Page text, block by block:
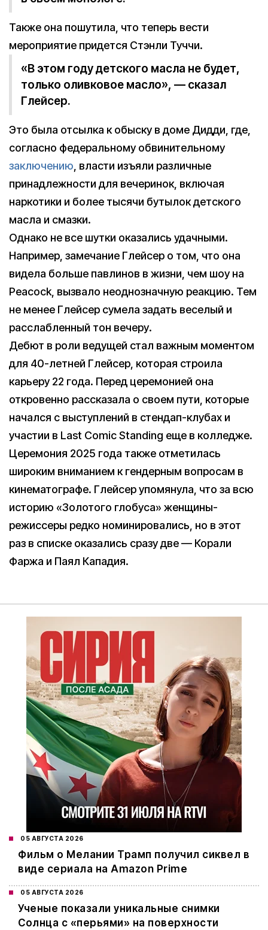
Также она пошутила, что теперь вести
мероприятие придется Стэнли Туччи.
«В этом году детского масла не будет,
только оливковое масло», — сказал
Глейсер.
Это была отсылка к обыску в доме Дидди, где,
согласно федеральному обвинительному
заключению, власти изъяли различные
принадлежности для вечеринок, включая
наркотики и более тысячи бутылок детского
масла и смазки.
Однако не все шутки оказались удачными.
Например, замечание Глейсер о том, что она
видела больше павлинов в жизни, чем шоу на
Peacock, вызвало неоднозначную реакцию. Тем
не менее Глейсер сумела задать веселый и
расслабленный тон вечеру.
Дебют в роли ведущей стал важным моментом
для 40-летней Глейсер, которая строила
карьеру 22 года. Перед церемонией она
откровенно рассказала о своем пути, которые
начался с выступлений в стендап-клубах и
участии в Last Comic Standing еще в колледже.
Церемония 2025 года также отметилась
широким вниманием к гендерным вопросам в
кинематографе. Глейсер упомянула, что за всю
историю «Золотого глобуса» женщины-
режиссеры редко номинировались, но в этот
раз в списке оказались сразу две — Корали
Фаржа и Паял Кападия.
05 АВГУСТА 2026
Фильм о Мелании Трамп получил сиквел в
виде сериала на Amazon Prime
05 АВГУСТА 2026
Ученые показали уникальные снимки
Солнца с «перьями» на поверхности